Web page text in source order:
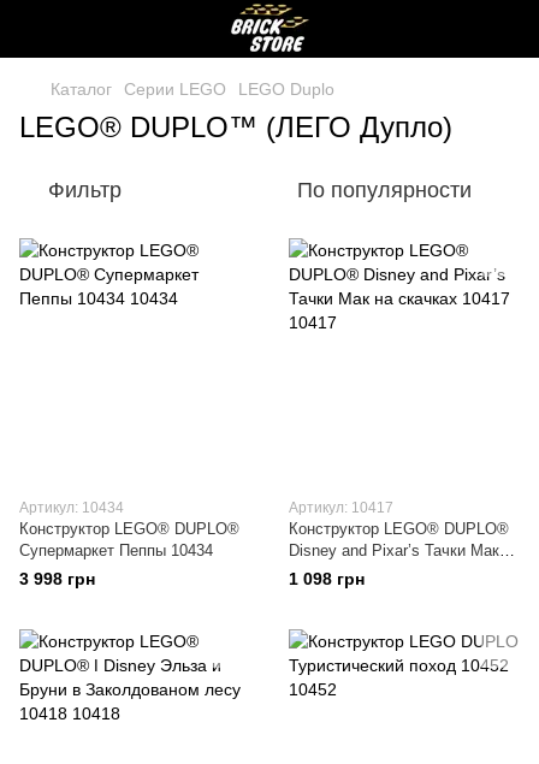
Каталог Серии LEGO LEGO Duplo
LEGO® DUPLO™ (ЛЕГО Дупло)
Фильтр По популярности
Артикул: 10434
Конструктор LEGO® DUPLO®
Супермаркет Пеппы 10434
3 998 грн
Артикул: 10417
Конструктор LEGO® DUPLO®
Disney and Pixar’s Тачки Мак
на скачках 10417
1 098 грн